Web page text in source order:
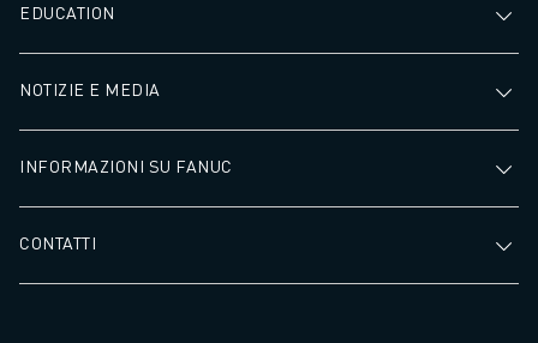
EDUCATION
NOTIZIE E MEDIA
INFORMAZIONI SU FANUC
CONTATTI